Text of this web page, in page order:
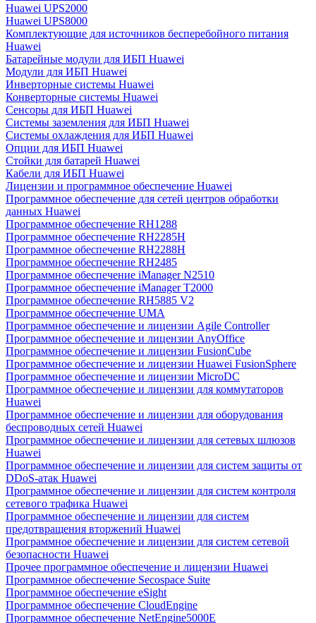
Huawei UPS2000
Huawei UPS8000
Комплектующие для источников бесперебойного питания
Huawei
Батарейные модули для ИБП Huawei
Модули для ИБП Huawei
Инверторные системы Huawei
Конверторные системы Huawei
Сенсоры для ИБП Huawei
Системы заземления для ИБП Huawei
Системы охлаждения для ИБП Huawei
Опции для ИБП Huawei
Стойки для батарей Huawei
Кабели для ИБП Huawei
Лицензии и программное обеспечение Huawei
Программное обеспечение для сетей центров обработки
данных Huawei
Программное обеспечение RH1288
Программное обеспечение RH2285H
Программное обеспечение RH2288H
Программное обеспечение RH2485
Программное обеспечение iManager N2510
Программное обеспечение iManager T2000
Программное обеспечение RH5885 V2
Программное обеспечение UMA
Программное обеспечение и лицензии Agile Controller
Программное обеспечение и лицензии AnyOffice
Программное обеспечение и лицензии FusionCube
Программное обеспечение и лицензии Huawei FusionSphere
Программное обеспечение и лицензии MicroDC
Программное обеспечение и лицензии для коммутаторов
Huawei
Программное обеспечение и лицензии для оборудования
беспроводных сетей Huawei
Программное обеспечение и лицензии для сетевых шлюзов
Huawei
Программное обеспечение и лицензии для систем защиты от
DDoS-атак Huawei
Программное обеспечение и лицензии для систем контроля
сетевого трафика Huawei
Программное обеспечение и лицензии для систем
предотвращения вторжений Huawei
Программное обеспечение и лицензии для систем сетевой
безопасности Huawei
Прочее программное обеспечение и лицензии Huawei
Программное обеспечение Secospace Suite
Программное обеспечение eSight
Программное обеспечение CloudEngine
Программное обеспечение NetEngine5000E